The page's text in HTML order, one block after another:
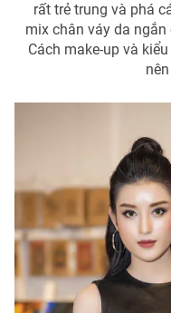
rất trẻ trung và phá
mix chân váy da
Cách make-up và